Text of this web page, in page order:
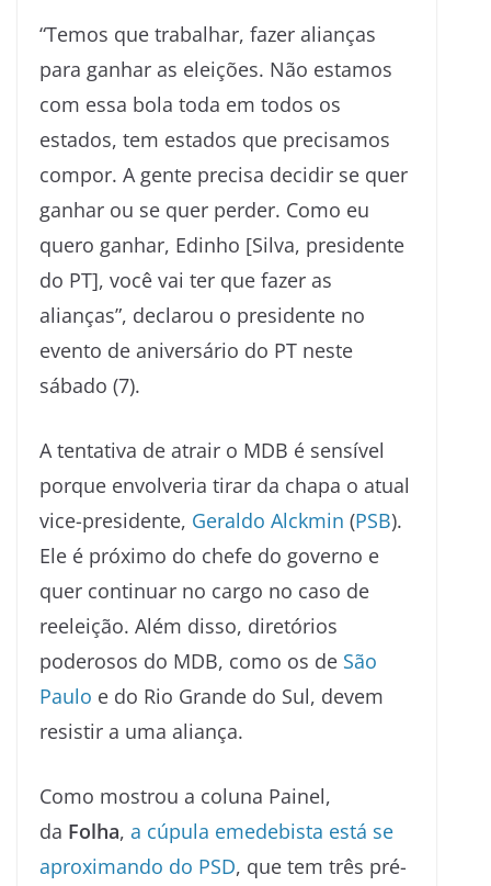
“Temos que trabalhar, fazer alianças
para ganhar as eleições. Não estamos
com essa bola toda em todos os
estados, tem estados que precisamos
compor. A gente precisa decidir se quer
ganhar ou se quer perder. Como eu
quero ganhar, Edinho [Silva, presidente
do PT], você vai ter que fazer as
alianças”, declarou o presidente no
evento de aniversário do PT neste
sábado (7).
A tentativa de atrair o MDB é sensível
porque envolveria tirar da chapa o atual
vice-presidente, Geraldo Alckmin (PSB).
Ele é próximo do chefe do governo e
quer continuar no cargo no caso de
reeleição. Além disso, diretórios
poderosos do MDB, como os de São
Paulo e do Rio Grande do Sul, devem
resistir a uma aliança.
Como mostrou a coluna Painel,
da Folha, a cúpula emedebista está se
aproximando do PSD, que tem três pré-